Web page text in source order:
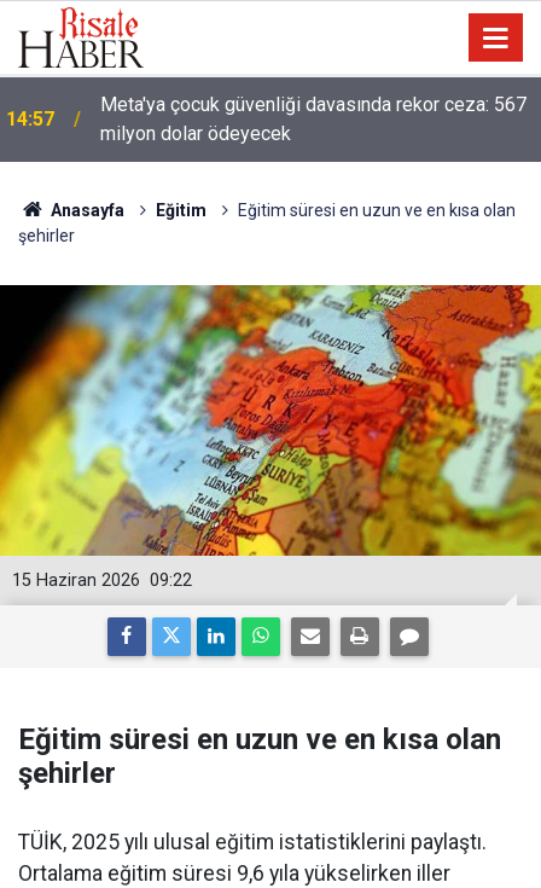
14:57
Meta'ya çocuk güvenliği davasında rekor ceza: 567
milyon dolar ödeyecek
Anasayfa Eğitim
Eğitim süresi en uzun ve en kısa olan
şehirler
09:22
15 Haziran 2026
Eğitim süresi en uzun ve en kısa olan
şehirler
TÜİK, 2025 yılı ulusal eğitim istatistiklerini paylaştı.
Ortalama eğitim süresi 9,6 yıla yükselirken iller